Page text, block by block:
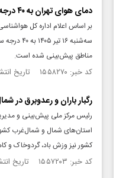
دمای هوای تهران به ۴۰ درجه می‌رسد | هشدار وزش باد شدید و گرد و خاک در روزهای آینده
بر اساس اعلام اداره کل
سه‌شنبه
مناطق پیش‌بینی شده است.
کد خبر: ۱۵۵۸۲۷۰ تاریخ انتشار : ۱۴۰۵/۰۴/۱۴
رگبار باران و رعدوبرق
رئیس مرکز ملی پیش‌بینی و
استان‌های شمال و شمال‌غرب
کشور نیز وزش باد، گردوخاک
کد خبر: ۱۵۵۷۲۰۳ تاریخ انتشار : ۱۴۰۵/۰۴/۰۵